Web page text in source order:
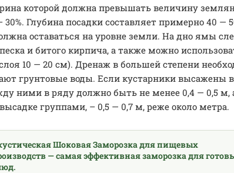
которой должна превышать величину
30%. Глубина посадки составляет примерно 40 —
оставаться на уровне земли. На дно ямы
и битого кирпича, а также можно
10 — 20 см). Дренаж в большей степени
грунтовые воды. Если кустарники высажены
ними в ряду должно быть не менее 0,4 — 0,5 м,
группами, – 0,5 — 0,7 м, реже около метра.
Шоковая Заморозка для пищевых
— самая эффективная заморозка для